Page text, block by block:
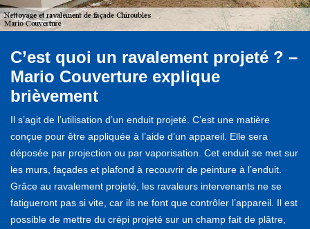
C’est quoi un ravalement projeté ? –
Mario Couverture explique
brièvement
Il s’agit de l’utilisation d’un enduit projeté. C’est une matière
conçue pour être appliquée à l’aide d’un appareil. Elle sera
déposée par projection ou par vaporisation. Cet enduit se met sur
les murs, façades et plafond à recouvrir de peinture à l’enduit.
Grâce au ravalement projeté, les ravaleurs intervenants ne se
fatigueront pas si vite, car ils ne font que contrôler l’appareil. Il est
possible de mettre du crépi projeté sur un champ fait de plâtre,